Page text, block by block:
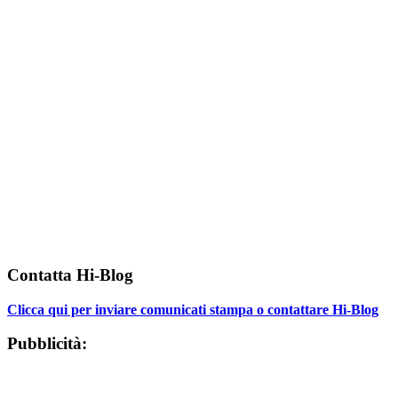
Contatta Hi-Blog
Clicca qui per inviare comunicati stampa o contattare Hi-Blog
Pubblicità: